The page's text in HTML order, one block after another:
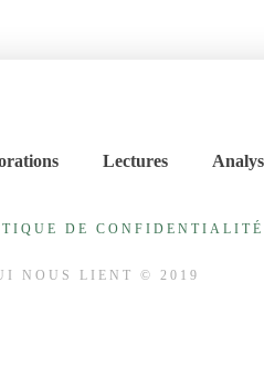
Lectures
DE CONFIDENTIALITÉ
NOUS LIENT © 2019